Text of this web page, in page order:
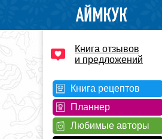
Книга отзывов
и предложений
Книга рецептов
Планнер
Любимые авторы